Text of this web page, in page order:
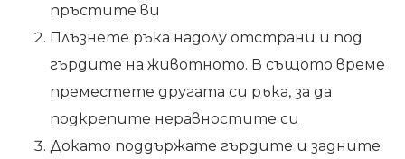
пръстите ви
Плъзнете ръка надолу отстрани и под
гърдите на животното. В същото време
преместете другата си ръка, за да
подкрепите неравностите си
Докато поддържате гърдите и задните